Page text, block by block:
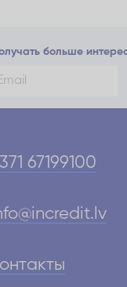
больше
67199100